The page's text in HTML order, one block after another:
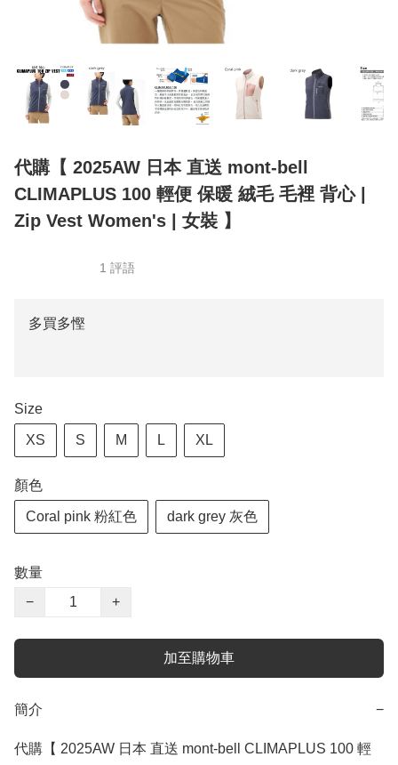
代購【 2025AW 日本 直送 mont-bell
CLIMAPLUS 100 輕便 保暖 絨毛 毛裡 背心 |
Zip Vest Women's | 女裝 】
1 評語
多買多慳
Size
XS S M L XL
顏色
Coral pink 粉紅色 dark grey 灰色
數量
−
+
加至購物車
簡介 −
代購【 2025AW 日本 直送 mont-bell CLIMAPLUS 100 輕